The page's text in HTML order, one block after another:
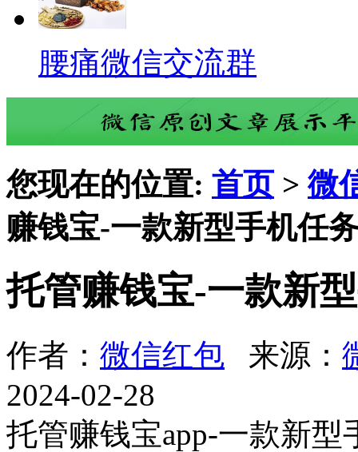
腰痛微信交流群
您现在的位置: 首页 >微
赚钱宝-一款新型手机任
托管赚钱宝-一款新
作者： 微信红包 来源：
2024-02-28
托管赚钱宝app-一款新